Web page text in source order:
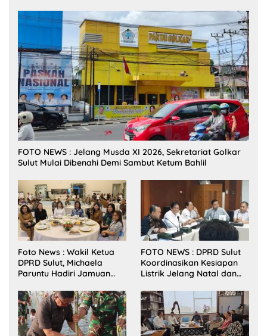
FOTO NEWS : Jelang Musda XI 2026, Sekretariat Golkar
Sulut Mulai Dibenahi Demi Sambut Ketum Bahlil
Foto News : Wakil Ketua
DPRD Sulut, Michaela
Paruntu Hadiri Jamuan
Sulut Bersama Wamenkes
RI
FOTO NEWS : DPRD Sulut
Koordinasikan Kesiapan
Listrik Jelang Natal dan